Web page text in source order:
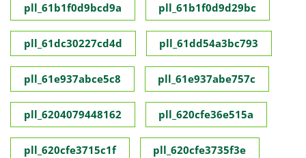
pll_61b1f0d9bcd9a pll_61b1f0d9d29bc
pll_61dc30227cd4d pll_61dd54a3bc793
pll_61e937abce5c8 pll_61e937abe757c
pll_6204079448162 pll_620cfe36e515a
pll_620cfe3715c1f pll_620cfe3735f3e